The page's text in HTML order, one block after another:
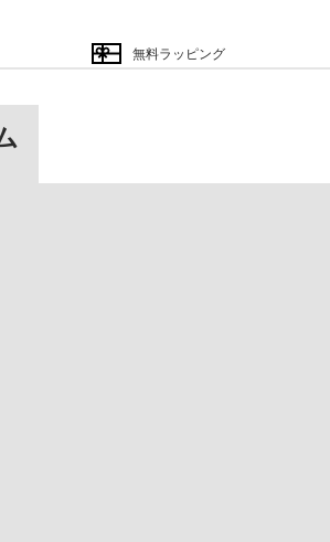
無料ラッピング